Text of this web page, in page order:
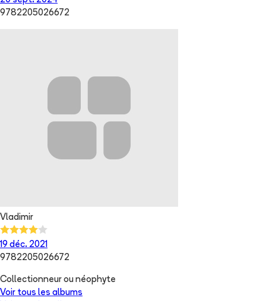
9782205026672
Vladimir
19 déc. 2021
9782205026672
Collectionneur ou néophyte
Voir tous les albums